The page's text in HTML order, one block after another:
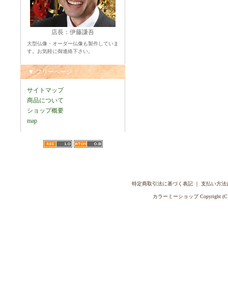
店長：伊藤謙吾
大型仏像・オーダー仏像も製作していま
す。お気軽に御連絡下さい。
▼ フリーページ
サイトマップ
商品について
ショップ概要
map
特定商取引法に基づく表記｜ 支払い方法
カラーミーショップCopyright